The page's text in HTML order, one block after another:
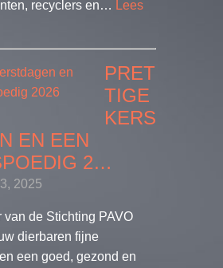
recyclers en… Lees
PRET
TIGE
KERS
EN EEN
2…
2025
van de Stichting PAVO
dierbaren fijne
een goed, gezond en